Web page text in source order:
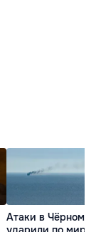
Атаки в Чёрном